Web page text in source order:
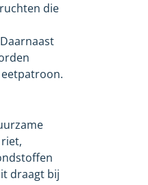
die
draagt bij